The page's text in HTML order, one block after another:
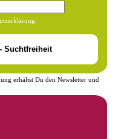
erhältst Du den Newsletter und